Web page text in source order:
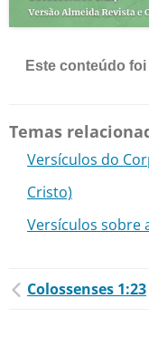
Este conteúdo
Temas
Versículos do
Cristo)
Versículos sobre
Colossenses 1:23